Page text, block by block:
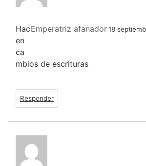
Emperatriz afanador18
Hac
en
ca
mbios de escrituras
Responder